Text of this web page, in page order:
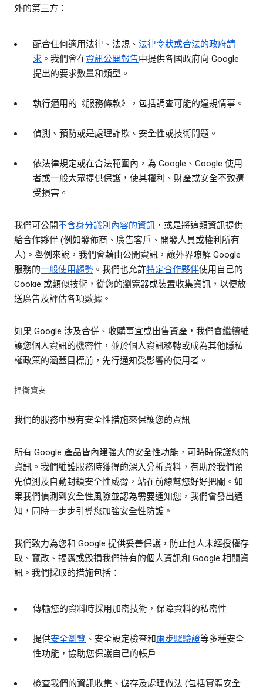
外的第三方：
配合任何適用法律、法規、 法律令狀或合法的政府請
求 。我們會在資訊公開報告中提供各國政府向 Google
提出的要求數量和類型。
執行適用的《服務條款》，包括調查可能的違規情事。
偵測、預防或是處理詐欺、安全性或技術問題。
依法律規定或在合法範圍內，為 Google、Google 使用
者或一般大眾提供保護，使其權利、財產或安全不致遭
受損害。
我們可公開不含身分識別內容的資訊 ，或是將這類資訊提供
給合作夥伴 (例如發佈商、廣告客戶、開發人員或權利所有
人)。舉例來說，我們會藉由公開資訊，讓外界瞭解 Google
服務的一般使用趨勢 。我們也允許特定合作夥伴使用自己的
Cookie 或類似技術，從您的瀏覽器或裝置收集資訊，以便放
送廣告及評估各項數據。
如果 Google 涉及合併、收購事宜或出售資產，我們會繼續維
護您個人資訊的機密性，並於個人資訊移轉或成為其他隱私
權政策的涵蓋目標前，先行通知受影響的使用者。
捍衛資安
我們的服務中設有安全性措施來保護您的資訊
所有 Google 產品皆內建強大的安全性功能，可時時保護您的
資訊。我們維護服務時獲得的深入分析資料，有助於我們預
先偵測及自動封鎖安全性威脅，站在前線幫您好好把關。如
果我們偵測到安全性風險並認為需要通知您，我們會發出通
知，同時一步步引導您加強安全性防護。
我們致力為您和 Google 提供妥善保護，防止他人未經授權存
取、竄改、揭露或毀損我們持有的個人資訊和 Google 相關資
訊。我們採取的措施包括：
傳輸您的資料時採用加密技術，保障資料的私密性
提供安全瀏覽 、安全設定檢查和兩步驟驗證等多種安全
性功能，協助您保護自己的帳戶
檢查我們的資訊收集、儲存及處理做法 (包括實體安全